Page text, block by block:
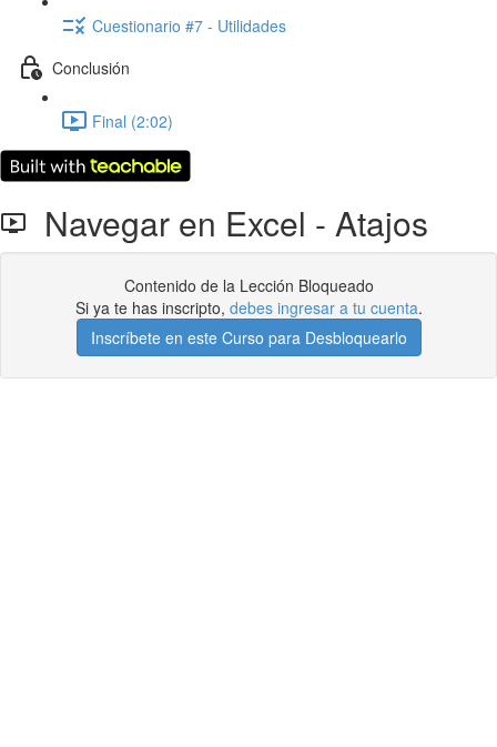
Cuestionario #7 - Utilidades
Conclusión
Final (2:02)
Navegar en Excel - Atajos
Contenido de la Lección Bloqueado
Si ya te has inscripto, debes ingresar a tu cuenta.
Inscríbete en este Curso para Desbloquearlo